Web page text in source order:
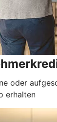
oder
erhalten